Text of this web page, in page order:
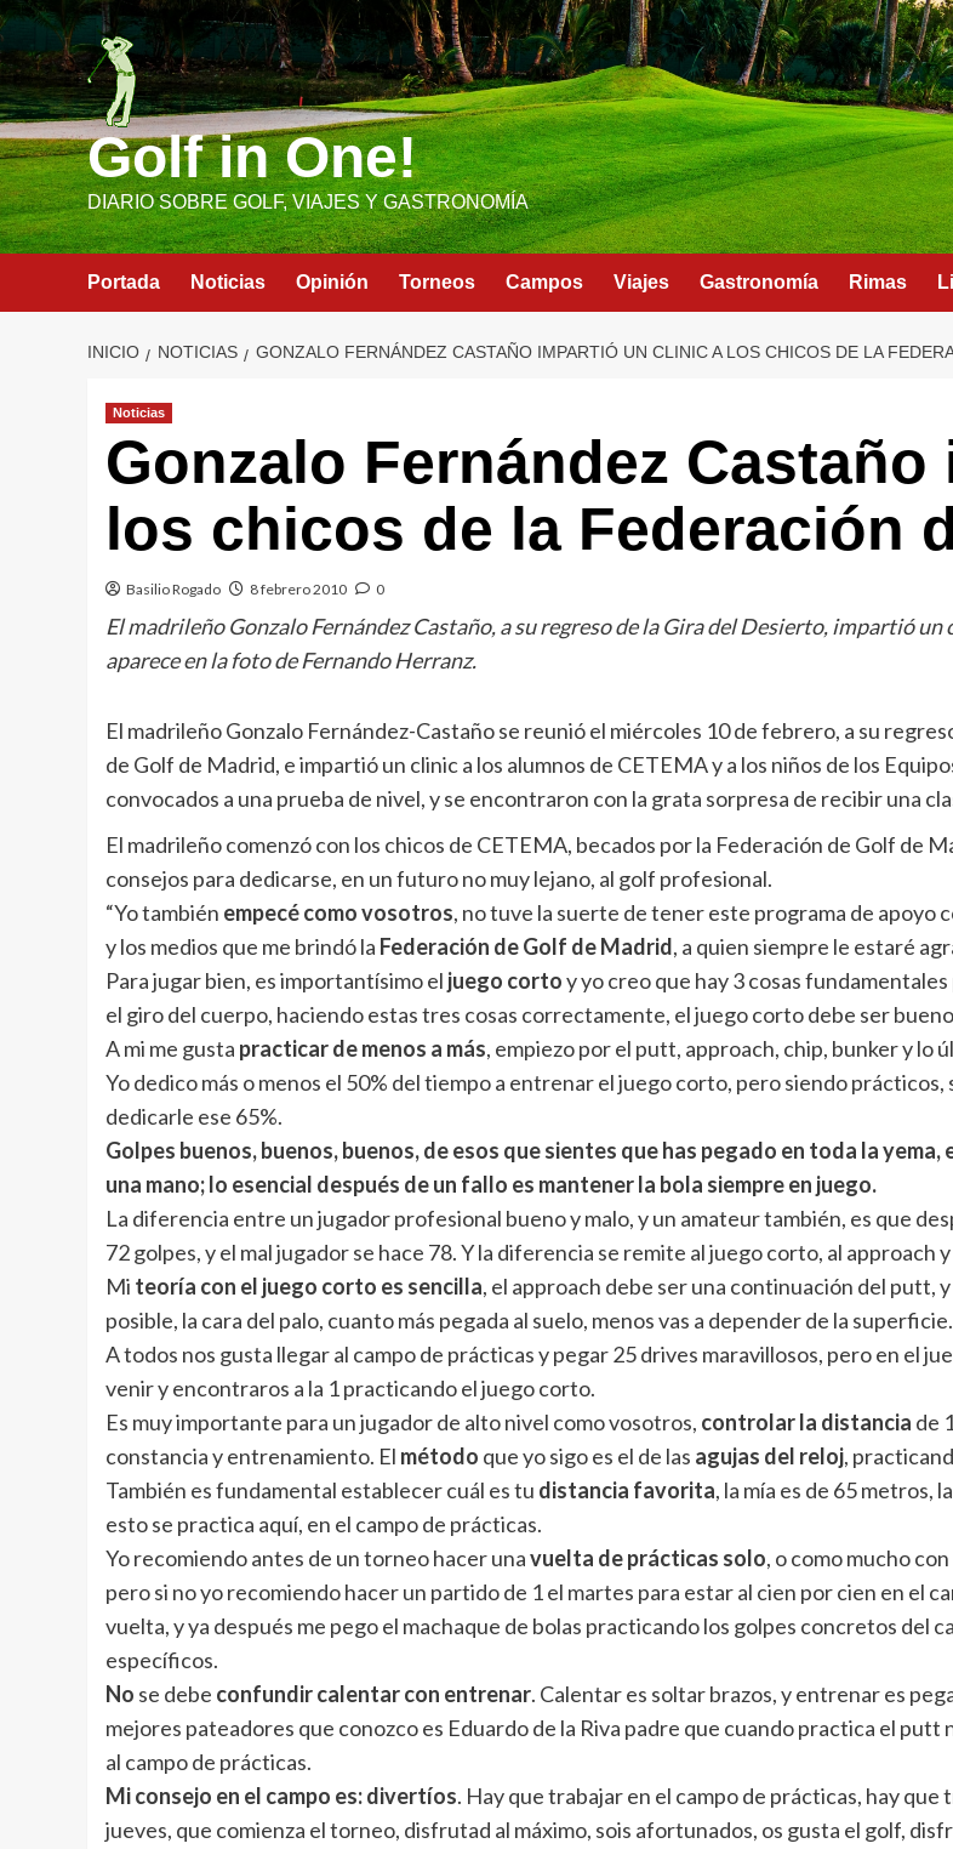
Saltar
al
contenido
Golf in One!
DIARIO SOBRE GOLF, VIAJES Y GASTRONOMÍA
Portada Noticias Opinión Torneos Campos Viajes Gastronomía Rimas
INICIO NOTICIAS GONZALO FERNÁNDEZ CASTAÑO IMPARTIÓ UN CLINIC A LOS CHICOS DE LA
Noticias
Gonzalo Fernández
los chicos de la Federación
Basilio Rogado 8 febrero 2010 0
El madrileño Gonzalo Fernández Castaño, a su regreso de la Gira del Desierto, impartió
aparece en la foto de Fernando Herranz.
El madrileño Gonzalo Fernández-Castaño se reunió el miércoles 10 de febrero, a su
de Golf de Madrid, e impartió un clinic a los alumnos de CETEMA y a los niños de los
convocados a una prueba de nivel, y se encontraron con la grata sorpresa de recibir una
El madrileño comenzó con los chicos de CETEMA, becados por la Federación de Golf de
consejos para dedicarse, en un futuro no muy lejano, al golf profesional.
“Yo también empecé como vosotros, no tuve la suerte de tener este programa de apoyo
y los medios que me brindó la Federación de Golf de Madrid, a quien siempre le estaré
Para jugar bien, es importantísimo el juego cortoy yo creo que hay 3 cosas
el giro del cuerpo, haciendo estas tres cosas correctamente, el juego corto debe ser
A mi me gusta practicar de menos a más, empiezo por el putt, approach, chip, bunker y lo
Yo dedico más o menos el 50% del tiempo a entrenar el juego corto, pero siendo
dedicarle ese 65%.
Golpes buenos, buenos, buenos, de esos que sientes que has pegado en toda la
una mano; lo esencial después de un fallo es mantener la bola siempre en juego.
La diferencia entre un jugador profesional bueno y malo, y un amateur también, es que
72 golpes, y el mal jugador se hace 78. Y la diferencia se remite al juego corto, al approach
Mi teoría con el juego corto es sencilla, el approach debe ser una continuación del putt,
posible, la cara del palo, cuanto más pegada al suelo, menos vas a depender de la superficie.
A todos nos gusta llegar al campo de prácticas y pegar 25 drives maravillosos, pero en el
venir y encontraros a la 1 practicando el juego corto.
Es muy importante para un jugador de alto nivel como vosotros, controlar la distancia de
constancia y entrenamiento. El método que yo sigo es el de las agujas del reloj,
También es fundamental establecer cuál es tu distancia favorita, la mía es de 65 metros,
esto se practica aquí, en el campo de prácticas.
Yo recomiendo antes de un torneo hacer unavuelta de prácticas solo, o como mucho
pero si no yo recomiendo hacer un partido de 1 el martes para estar al cien por cien en el
vuelta, y ya después me pego el machaque de bolas practicando los golpes concretos del
específicos.
No se debe confundir calentar con entrenar. Calentar es soltar brazos, y entrenar es
mejores pateadores que conozco es Eduardo de la Riva padre que cuando practica el
al campo de prácticas.
Mi consejo en el campo es: divertíos. Hay que trabajar en el campo de prácticas, hay
jueves, que comienza el torneo, disfrutad al máximo, sois afortunados, os gusta el golf,